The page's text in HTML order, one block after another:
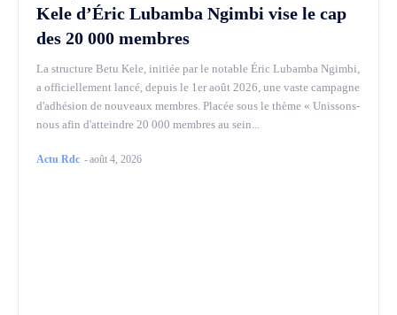
Kele d’Éric Lubamba Ngimbi vise le cap
des 20 000 membres
La structure Betu Kele, initiée par le notable Éric Lubamba Ngimbi,
a officiellement lancé, depuis le 1er août 2026, une vaste campagne
d'adhésion de nouveaux membres. Placée sous le thème « Unissons-
nous afin d'atteindre 20 000 membres au sein...
Actu Rdc -août 4, 2026